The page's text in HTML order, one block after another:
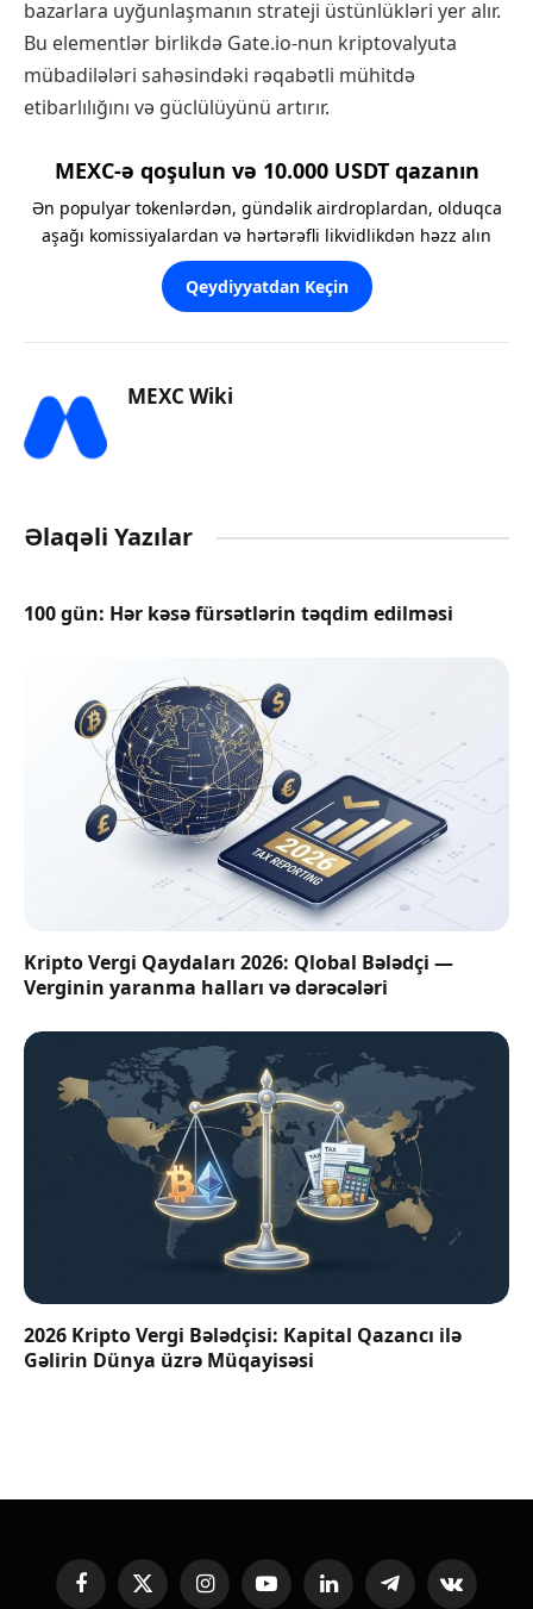
bazarlara uyğunlaşmanın strateji üstünlükləri yer alır.
Bu elementlər birlikdə Gate.io-nun kriptovalyuta
mübadilələri sahəsindəki rəqabətli mühitdə
etibarlılığını və güclülüyünü artırır.
MEXC-ə qoşulun və 10.000 USDT qazanın
Ən populyar tokenlərdən, gündəlik airdroplardan, olduqca
aşağı komissiyalardan və hərtərəfli likvidlikdən həzz alın
Qeydiyyatdan Keçin
MEXC Wiki
Əlaqəli Yazılar
100 gün: Hər kəsə fürsətlərin təqdim edilməsi
Kripto Vergi Qaydaları 2026: Qlobal Bələdçi —
Verginin yaranma halları və dərəcələri
2026 Kripto Vergi Bələdçisi: Kapital Qazancı ilə
Gəlirin Dünya üzrə Müqayisəsi
FacebookX
InstagramYouTubeLinkedInTelegramVKontakte